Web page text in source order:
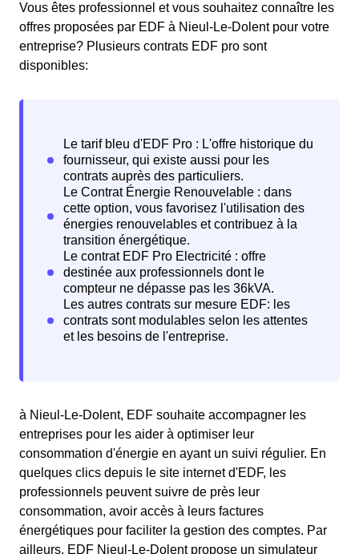
Vous êtes professionnel et vous souhaitez connaître les
offres proposées par EDF à Nieul-Le-Dolent pour votre
entreprise? Plusieurs contrats EDF pro sont
disponibles:
à Nieul-Le-Dolent, EDF souhaite accompagner les
entreprises pour les aider à optimiser leur
consommation d'énergie en ayant un suivi régulier. En
quelques clics depuis le site internet d'EDF, les
professionnels peuvent suivre de près leur
consommation, avoir accès à leurs factures
énergétiques pour faciliter la gestion des comptes. Par
ailleurs, EDF Nieul-Le-Dolent propose un simulateur